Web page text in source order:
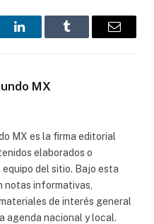
LinkedInTumblr
Correo
MX
MX es la firma editorial
elaborados o
del sitio. Bajo esta
notas informativas,
de interés general
agenda nacional y local.